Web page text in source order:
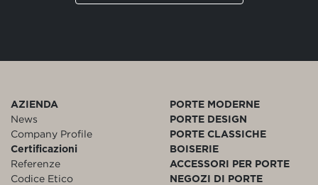
AZIENDA
News
Company Profile
Certificazioni
Referenze
Codice Etico
PORTE MODERNE
PORTE DESIGN
PORTE CLASSICHE
BOISERIE
ACCESSORI PER PORTE
NEGOZI DI PORTE